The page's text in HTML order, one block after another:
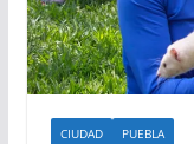
CIUDAD PUEBLA